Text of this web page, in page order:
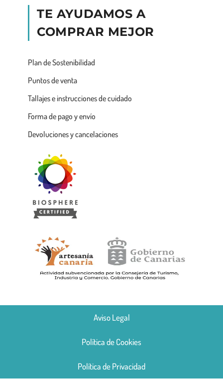
TE AYUDAMOS A
COMPRAR MEJOR
Plan de Sostenibilidad
Puntos de venta
Tallajes e instrucciones de cuidado
Forma de pago y envío
Devoluciones y cancelaciones
Aviso Legal
Política de Cookies
Política de Privacidad